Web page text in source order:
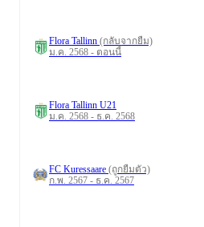
Flora Tallinn (กลับจากยืม)
ม.ค. 2568 - ตอนนี้
Flora Tallinn U21
ม.ค. 2568 - ธ.ค. 2568
FC Kuressaare (ถูกยืมตัว)
ก.พ. 2567 - ธ.ค. 2567